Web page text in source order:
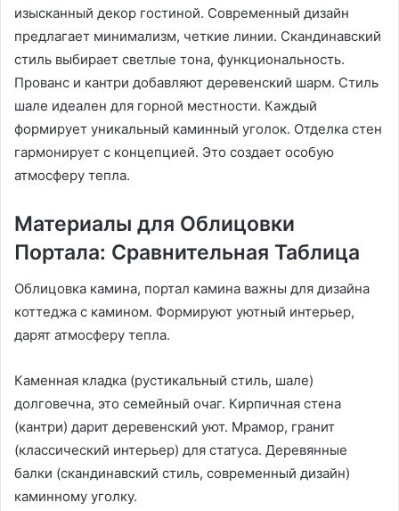
изысканный декор гостиной. Современный дизайн
предлагает минимализм, четкие линии. Скандинавский
стиль выбирает светлые тона, функциональность.
Прованс и кантри добавляют деревенский шарм. Стиль
шале идеален для горной местности. Каждый
формирует уникальный каминный уголок. Отделка стен
гармонирует с концепцией. Это создает особую
атмосферу тепла.
Материалы для Облицовки
Портала: Сравнительная Таблица
Облицовка камина, портал камина важны для дизайна
коттеджа с камином. Формируют уютный интерьер,
дарят атмосферу тепла.
Каменная кладка (рустикальный стиль, шале)
долговечна, это семейный очаг. Кирпичная стена
(кантри) дарит деревенский уют. Мрамор, гранит
(классический интерьер) для статуса. Деревянные
балки (скандинавский стиль, современный дизайн)
каминному уголку.